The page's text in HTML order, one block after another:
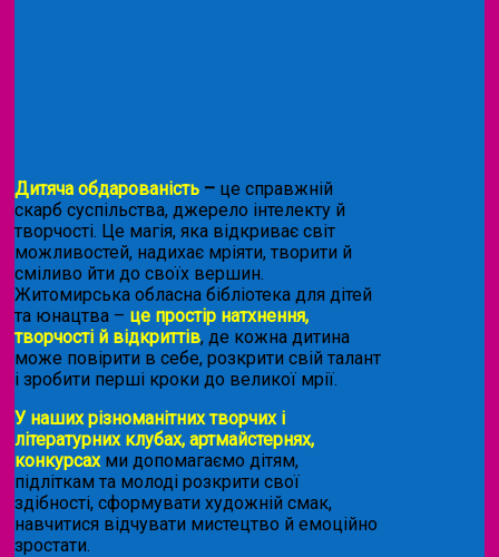
Дитяча обдарованість – це справжній
скарб суспільства, джерело інтелекту й
творчості. Це магія, яка відкриває світ
можливостей, надихає мріяти, творити й
сміливо йти до своїх вершин.
Житомирська обласна бібліотека для дітей
та юнацтва – це простір натхнення,
творчості й відкриттів, де кожна дитина
може повірити в себе, розкрити свій талант
і зробити перші кроки до великої мрії.
У наших різноманітних творчих і
літературних клубах, артмайстернях,
конкурсахми допомагаємо дітям,
підліткам та молоді розкрити свої
здібності, сформувати художній смак,
навчитися відчувати мистецтво й емоційно
зростати.